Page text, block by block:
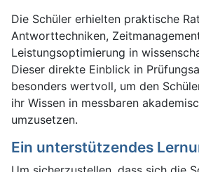
Die Schüler erhielten praktische
Antworttechniken,
Leistungsoptimierung in
Dieser direkte Einblick in
besonders wertvoll, um den
ihr Wissen in messbaren
umzusetzen.
Ein unterstützendes